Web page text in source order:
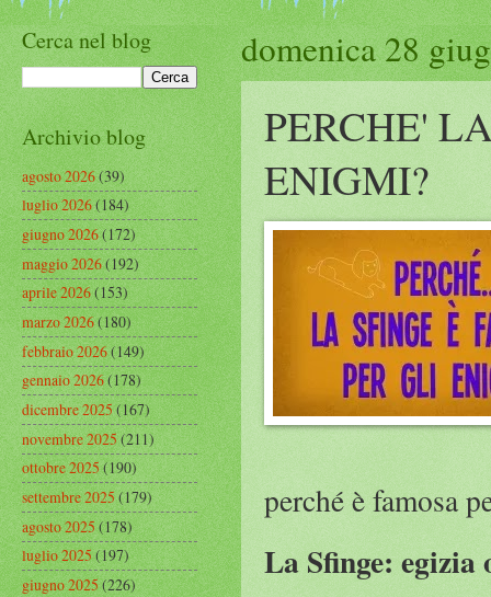
domenica 28
PERCHE'
ENIGMI?
perché è famosa
La Sfinge: egizia
Cerca nel blog
Archivio blog
agosto 2026(39)
luglio 2026(184)
giugno 2026(172)
maggio 2026(192)
aprile 2026(153)
marzo 2026(180)
febbraio 2026(149)
gennaio 2026(178)
dicembre 2025(167)
novembre 2025(211)
ottobre 2025(190)
settembre 2025(179)
agosto 2025(178)
luglio 2025(197)
giugno 2025(226)